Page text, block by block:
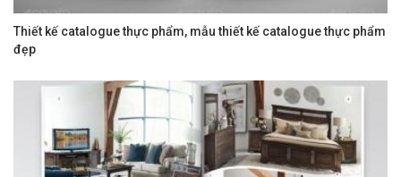
Thiết kế catalogue thực phẩm, mẫu thiết kế catalogue thực phẩm
đẹp